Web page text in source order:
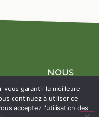
NOUS
vous garantir la meilleure
continuez à utiliser ce
acceptez l'utilisation des